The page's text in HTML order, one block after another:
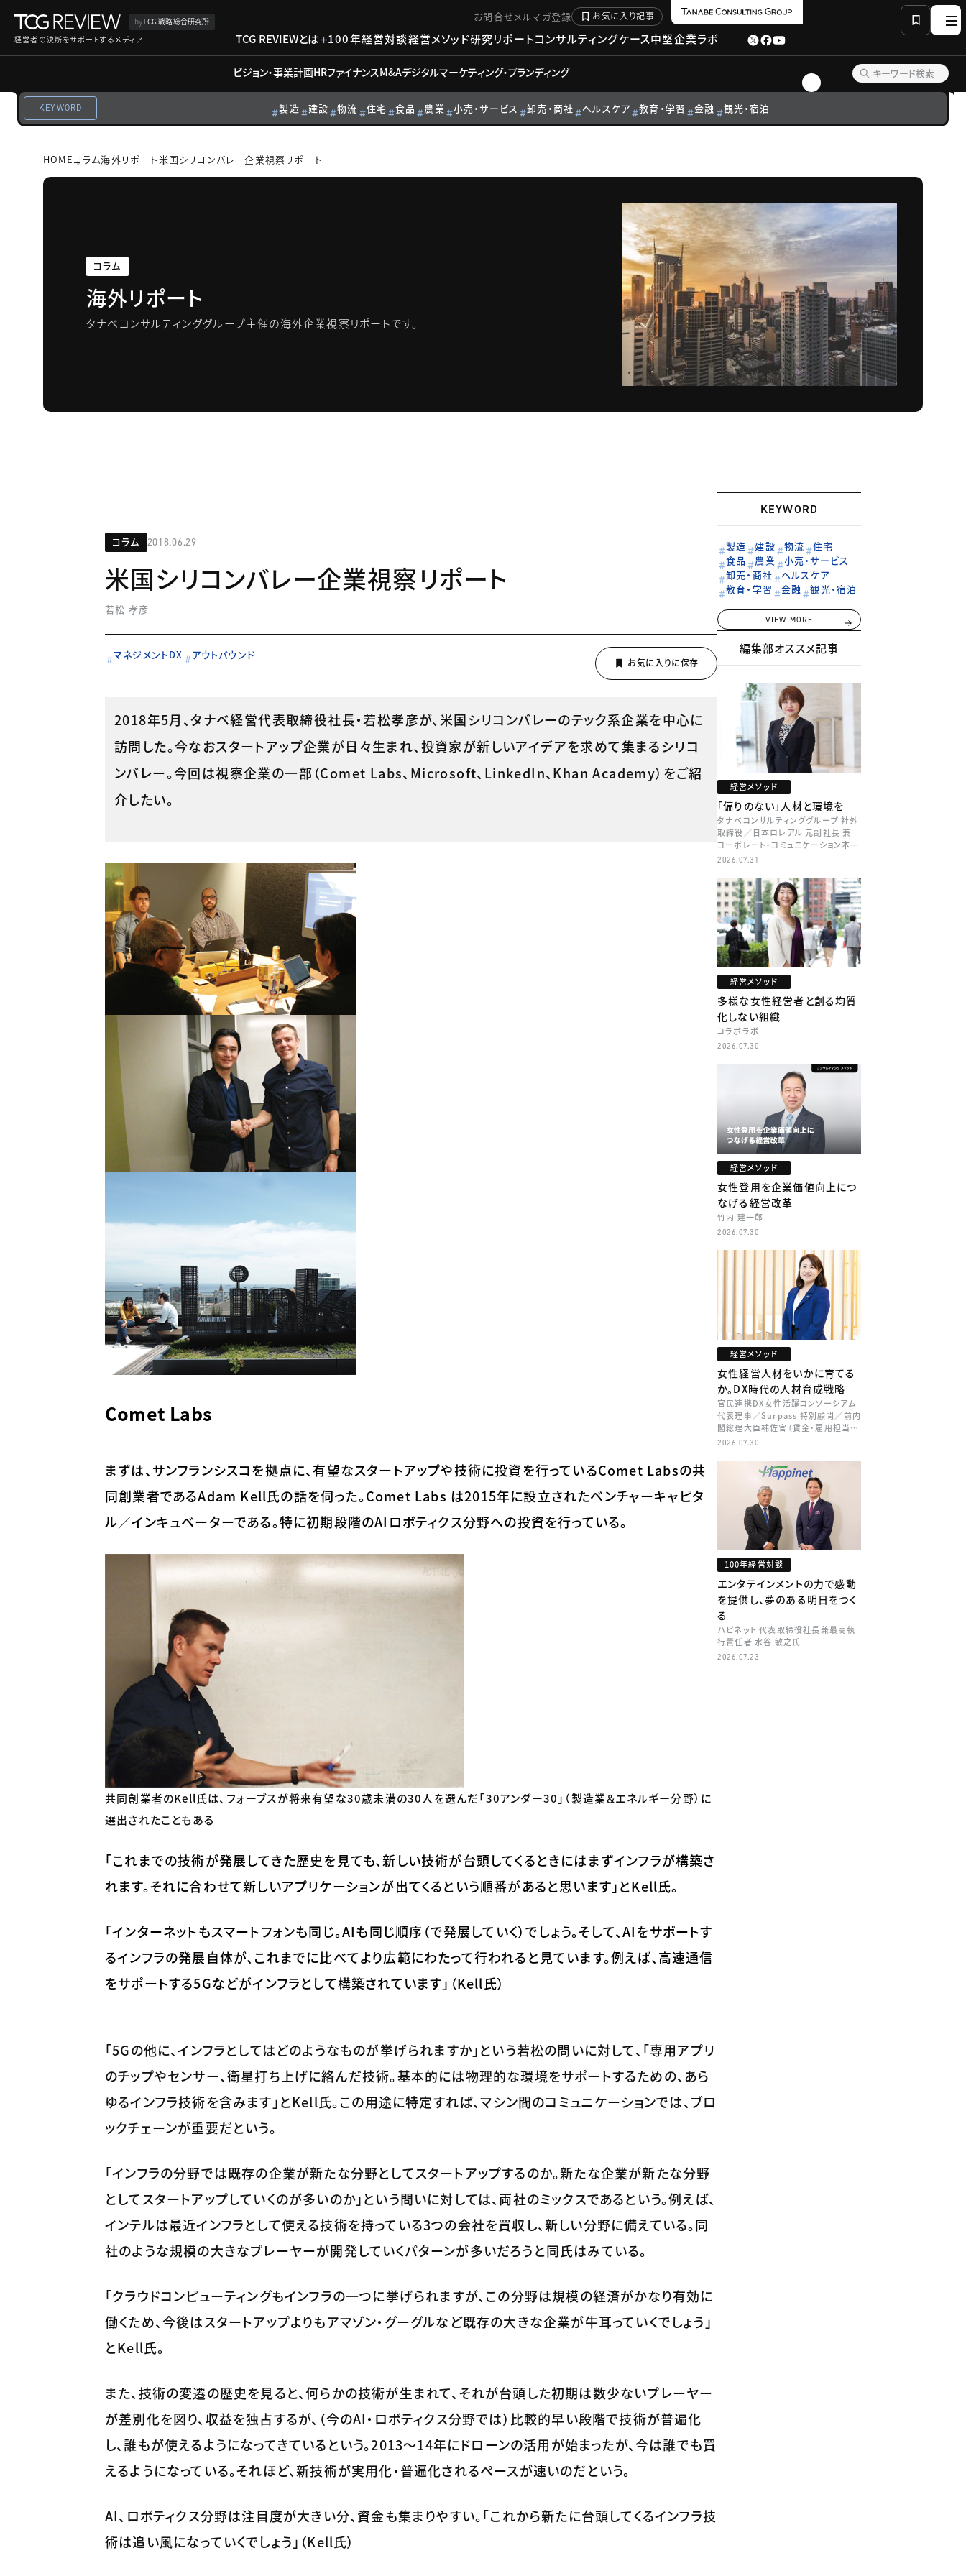
byTCG 戦略総合研究所
経営者の決断をサポートするメディア
お問合せメルマガ登録 お気に入り記事
TCG REVIEWとは 100年経営対談経営メソッド研究リポートコンサルティングケース中堅企業ラボ
ビジョン・事業計画HRファイナンスM&Aデジタルマーケティング・ブランディング
KEYWORD 製造 建設 物流 住宅 食品 農業 小売・サービス 卸売・商社 ヘルスケア 教育・学習 金融 観光・宿泊
HOMEコラム海外リポート米国シリコンバレー企業視察リポート
コラム
海外リポート
タナベコンサルティンググループ主催の海外企業視察リポートです。
コラム 2018.06.29
米国シリコンバレー企業視察リポート
若松 孝彦
マネジメントDX アウトバウンド
2018年5月、タナベ経営代表取締役社長・若松孝彦が、米国シリコンバレーのテック系企業を中心に
訪問した。今なおスタートアップ企業が日々生まれ、投資家が新しいアイデアを求めて集まるシリコ
ンバレー。今回は視察企業の一部（Comet Labs、Microsoft、LinkedIn、Khan Academy）をご紹
介したい。
Comet Labs
まずは、サンフランシスコを拠点に、有望なスタートアップや技術に投資を行っているComet Labsの共
同創業者であるAdam Kell氏の話を伺った。Comet Labs は2015年に設立されたベンチャーキャピタ
ル／インキュベーターである。特に初期段階のAIロボティクス分野への投資を行っている。
共同創業者のKell氏は、フォーブスが将来有望な30歳未満の30人を選んだ「30アンダー30」（製造業＆エネルギー分野）に
選出されたこともある
「これまでの技術が発展してきた歴史を見ても、新しい技術が台頭してくるときにはまずインフラが構築さ
れます。それに合わせて新しいアプリケーションが出てくるという順番があると思います」とKell氏。
「インターネットもスマートフォンも同じ。AIも同じ順序（で発展していく）でしょう。そして、AIをサポートす
るインフラの発展自体が、これまでに比べてより広範にわたって行われると見ています。例えば、高速通信
をサポートする5Gなどがインフラとして構築されています」（Kell氏）
「5Gの他に、インフラとしてはどのようなものが挙げられますか」という若松の問いに対して、「専用アプリ
のチップやセンサー、衛星打ち上げに絡んだ技術。基本的には物理的な環境をサポートするための、あら
ゆるインフラ技術を含みます」とKell氏。この用途に特定すれば、マシン間のコミュニケーションでは、ブロ
ックチェーンが重要だという。
「インフラの分野では既存の企業が新たな分野としてスタートアップするのか。新たな企業が新たな分野
としてスタートアップしていくのが多いのか」という問いに対しては、両社のミックスであるという。例えば、
インテルは最近インフラとして使える技術を持っている3つの会社を買収し、新しい分野に備えている。同
社のような規模の大きなプレーヤーが開発していくパターンが多いだろうと同氏はみている。
「クラウドコンピューティングもインフラの一つに挙げられますが、この分野は規模の経済がかなり有効に
働くため、今後はスタートアップよりもアマゾン・グーグルなど既存の大きな企業が牛耳っていくでしょう」
とKell氏。
また、技術の変遷の歴史を見ると、何らかの技術が生まれて、それが台頭した初期は数少ないプレーヤー
が差別化を図り、収益を独占するが、（今のAI・ロボティクス分野では）比較的早い段階で技術が普遍化
し、誰もが使えるようになってきているという。2013～14年にドローンの活用が始まったが、今は誰でも買
えるようになっている。それほど、新技術が実用化・普遍化されるペースが速いのだという。
AI、ロボティクス分野は注目度が大きい分、資金も集まりやすい。「これから新たに台頭してくるインフラ技
術は追い風になっていくでしょう」（Kell氏）
KEYWORD
製造 建設 物流
住宅
食品
農業
小売・サービス
卸売・商社
ヘルスケア
教育・学習
金融 観光・宿泊
VIEW MORE
編集部オススメ記事
経営メソッド
「偏りのない」人材と環境を
タナベコンサルティンググループ 社外
取締役／日本ロレアル 元副社長 兼
コーポレート・コミュニケーション本部
本部長／キャリアコンサルタント 井村
2026.07.31
経営メソッド
多様な女性経営者と創る均質
化しない組織
コラボラボ
2026.07.30
経営メソッド
女性登用を企業価値向上につ
なげる経営改革
竹内 建一郎
2026.07.30
経営メソッド
女性経営人材をいかに育てる
か。DX時代の人材育成戦略
官民連携DX女性活躍コンソーシアム
代表理事／Surpass 特別顧問／前内
閣総理大臣補佐官（賃金・雇用担当）
矢田 稚子
2026.07.30
100年経営対談
エンタテインメントの力で感動
を提供し、夢のある明日をつく
る
ハピネット 代表取締役社長兼最高執
行責任者 水谷 敏之氏
2026.07.23